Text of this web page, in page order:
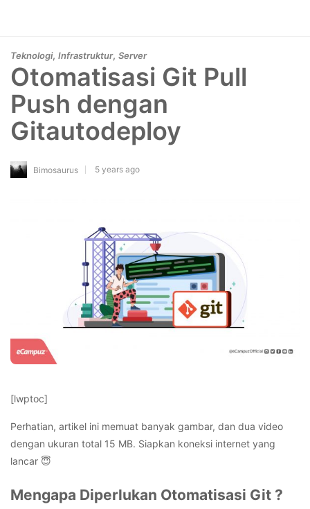
Teknologi, Infrastruktur, Server
Otomatisasi Git Pull
Push dengan
Gitautodeploy
Bimosaurus 5 years ago
[lwptoc]
Perhatian, artikel ini memuat banyak gambar, dan dua video
dengan ukuran total 15 MB. Siapkan koneksi internet yang
lancar 😇
Mengapa Diperlukan Otomatisasi Git ?